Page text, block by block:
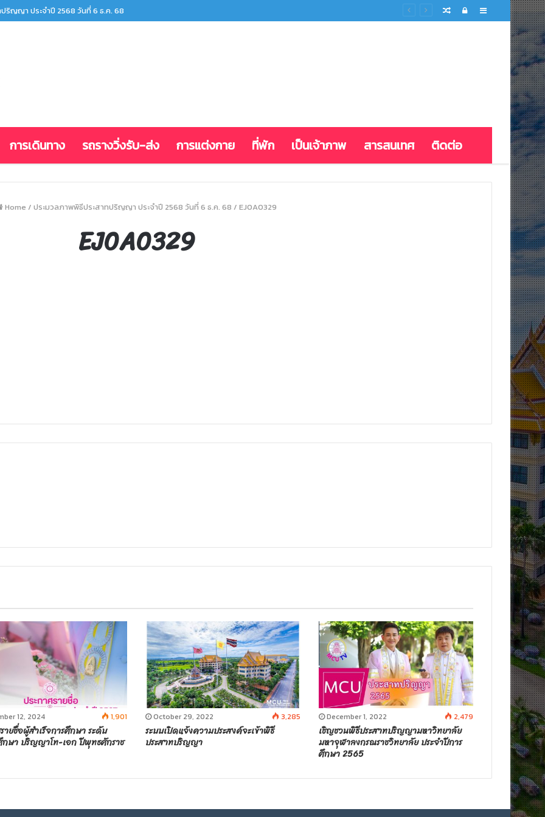
ริญญา ประจำปี 2568 วันที่ 6 ธ.ค. 68 Sidebar
Log
Random
การเดินทาง รถรางวิ่งรับ-ส่ง การแต่งกาย ที่พัก เป็นเจ้าภาพ สารสนเทศ ติดต่อ
Home / ประมวลภาพพิธีประสาทปริญญา ประจำปี 2568 วันที่ 6 ธ.ค. 68 / EJ0A0329
EJ0A0329
12, 2024 1,901
ายชื่อผู้สำเร็จการศึกษา ระดับ
ษา ปริญญาโท-เอก ปีพุทธศักราช
October 29, 2022 3,285
ระบบเปิดแจ้งความประสงค์จะเข้าพิธี
ประสาทปริญญา
December 1, 2022 2,479
เชิญชวนพิธีประสาทปริญญามหาวิทยาลัย
มหาจุฬาลงกรณราชวิทยาลัย ประจำปีการ
ศึกษา 2565